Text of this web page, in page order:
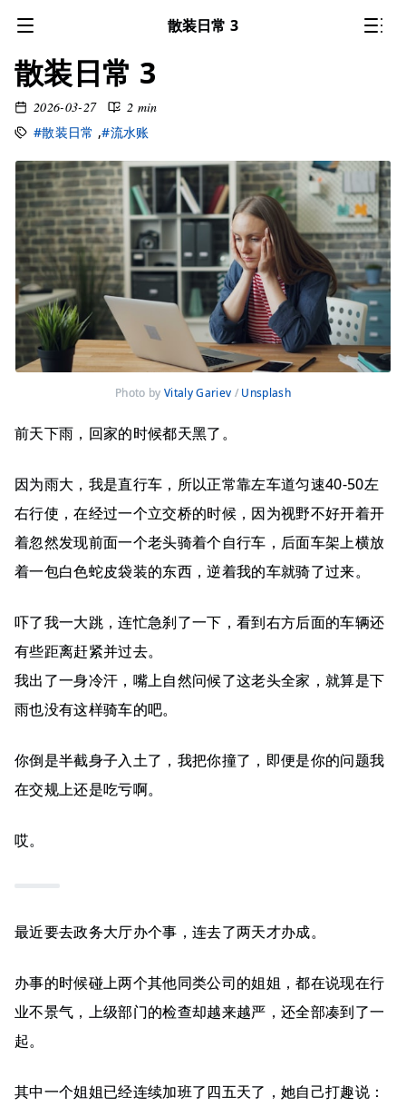
散装日常 3
散装日常 3
2026-03-27
2 min
#散装日常 ,#流水账
Photo by Vitaly Gariev / Unsplash
前天下雨，回家的时候都天黑了。
因为雨大，我是直行车，所以正常靠左车道匀速40-50左
右行使，在经过一个立交桥的时候，因为视野不好开着开
着忽然发现前面一个老头骑着个自行车，后面车架上横放
着一包白色蛇皮袋装的东西，逆着我的车就骑了过来。
吓了我一大跳，连忙急刹了一下，看到右方后面的车辆还
有些距离赶紧并过去。
我出了一身冷汗，嘴上自然问候了这老头全家，就算是下
雨也没有这样骑车的吧。
你倒是半截身子入土了，我把你撞了，即便是你的问题我
在交规上还是吃亏啊。
哎。
最近要去政务大厅办个事，连去了两天才办成。
办事的时候碰上两个其他同类公司的姐姐，都在说现在行
业不景气，上级部门的检查却越来越严，还全部凑到了一
起。
其中一个姐姐已经连续加班了四五天了，她自己打趣说：